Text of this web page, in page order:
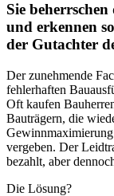
Sie
und erkennen
der Gutachter
Der zunehmende
fehlerhaften
Oft kaufen
Bauträgern, die
vergeben. Der
bezahlt, aber
Die Lösung?